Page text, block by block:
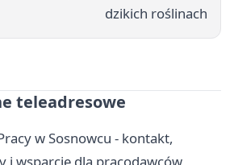
dzikich roślinach
teleadresowe
w Sosnowcu - kontakt,
i wsparcie dla pracodawców